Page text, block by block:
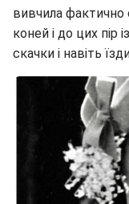
вивчила
коней і до цих пір
скачки і навіть